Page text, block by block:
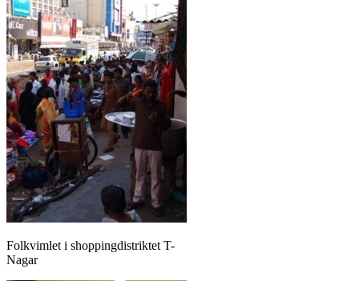
Folkvimlet i shoppingdistriktet T-
Nagar